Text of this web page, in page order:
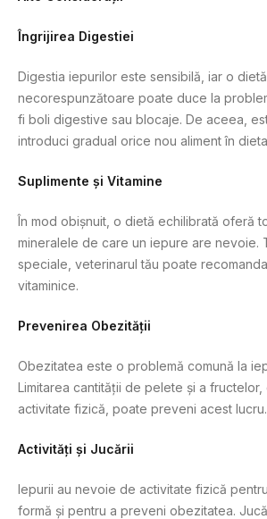
Îngrijirea Digestiei
Digestia iepurilor este sensibilă, iar o dietă
necorespunzătoare poate duce la
fi boli digestive sau blocaje. De aceea,
introduci gradual orice nou aliment în
Suplimente și Vitamine
În mod obișnuit, o dietă echilibrată oferă
mineralele de care un iepure are nevoie.
speciale, veterinarul tău poate
vitaminice.
Prevenirea Obezității
Obezitatea este o problemă comună la
Limitarea cantității de pelete și a fructelor,
activitate fizică, poate preveni acest lucru.
Activități și Jucării
Iepurii au nevoie de activitate fizică
formă și pentru a preveni obezitatea.